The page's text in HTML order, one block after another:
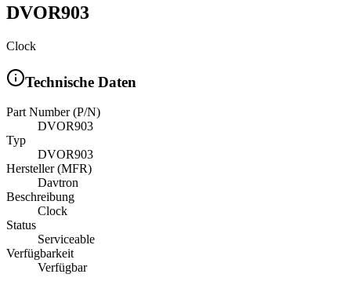
DVOR903
Clock
Technische Daten
Part Number (P/N)
DVOR903
Typ
DVOR903
Hersteller (MFR)
Davtron
Beschreibung
Clock
Status
Serviceable
Verfügbarkeit
Verfügbar